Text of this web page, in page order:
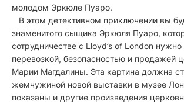
молодом Эркюле Пуаро.
В этом детективном приключении вы
знаменитого сыщика Эркюля Пуаро,
сотрудничестве с Lloyd’s of London нужно
перевозкой, безопасностью и продажей
Марии Магдалины. Эта картина должна
жемчужиной новой выставки в музее
показаны и другие произведения